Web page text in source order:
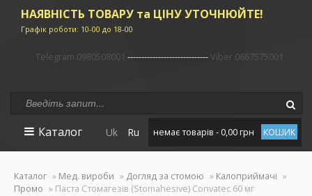
НАЯВНІСТЬ ТОВАРУ та ЦІНУ УТОЧНЮЙТЕ!
Графік роботи: 10-00 до 18-00
Telegram 0980508001 -----------------------------Viber 0667575001
Uk Ru немає товарів - 0,00 грн КОШИК
Каталог
Каталог » Мед. вироби » Догляд за стомою » Калоприймачі »
Промо » Паста Стомагезів (Stomahesive) Convatec 60 мг